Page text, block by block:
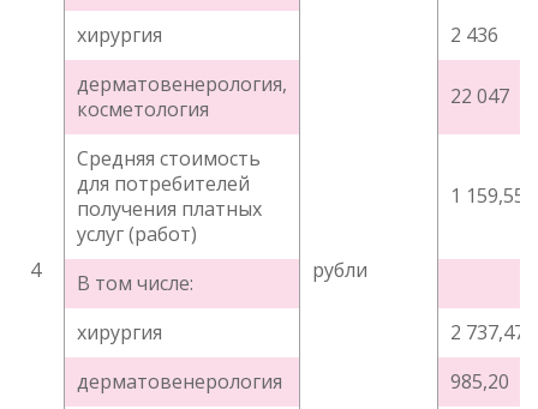
хирургия
2 436
дерматовенерология,
косметология
22 047
4
Средняя стоимость
для потребителей
получения платных
услуг (работ)
рубли
1 159,55
В том числе:
хирургия
2 737,47
дерматовенерология
985,20